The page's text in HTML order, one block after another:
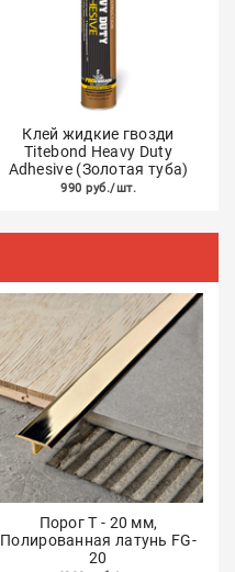
Клей жидкие гвозди
Titebond Heavy Duty
Adhesive (Золотая туба)
990 руб./шт.
Порог Т - 20 мм,
Полированная латунь FG-
20